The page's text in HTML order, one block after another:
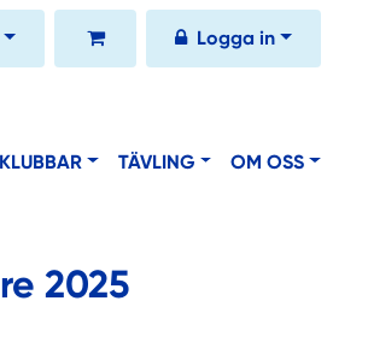
Logga in
TÄVLING OM OSS
2025